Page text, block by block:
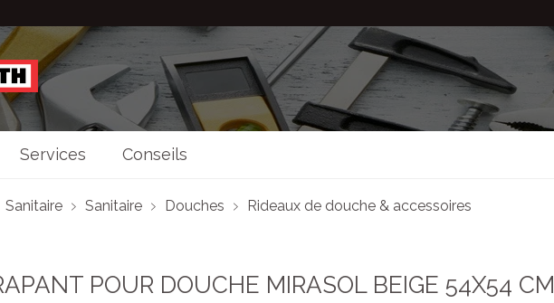
Services Conseils
Sanitaire Sanitaire Douches Rideaux de douche & accessoires
POUR DOUCHE MIRASOL BEIGE 54X54 CM